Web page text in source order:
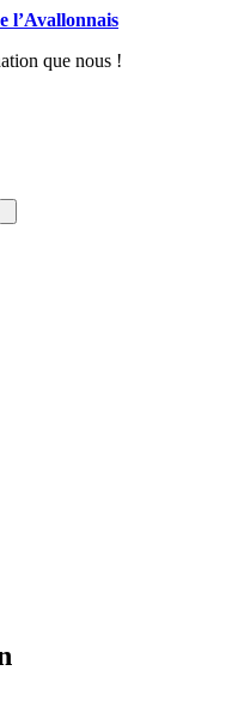
l’Avallonnais
que nous !